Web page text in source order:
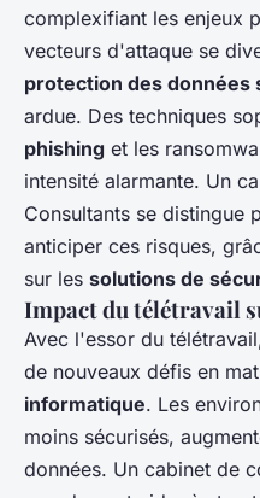
complexifiant les enjeux
vecteurs d'attaque se
protection des données
ardue. Des techniques
phishing et les
intensité alarmante. Un
Consultants se distingue
anticiper ces risques,
sur les solutions de
Impact du télétravail
Avec l'essor du
de nouveaux défis en
informatique. Les
moins sécurisés,
données. Un cabinet de